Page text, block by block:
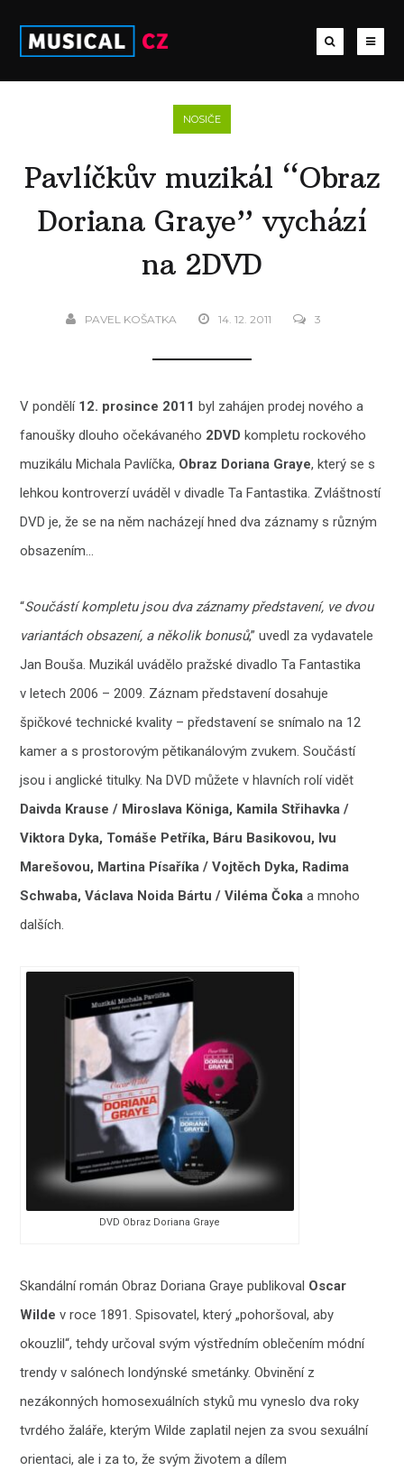
NOSIČE
Pavlíčkův muzikál “Obraz
Doriana Graye” vychází
na 2DVD
PAVEL KOŠATKA 14. 12. 2011 3
V pondělí 12. prosince 2011 byl zahájen prodej nového a
fanoušky dlouho očekávaného 2DVDkompletu rockového
muzikálu Michala Pavlíčka, Obraz Doriana Graye, který se s
lehkou kontroverzí uváděl v divadle Ta Fantastika. Zvláštností
DVD je, že se na něm nacházejí hned dva záznamy s různým
obsazením…
“Součástí kompletu jsou dva záznamy představení, ve dvou
variantách obsazení, a několik bonusů,” uvedl za vydavatele
Jan Bouša. Muzikál uvádělo pražské divadlo Ta Fantastika
v letech 2006 – 2009. Záznam představení dosahuje
špičkové technické kvality – představení se snímalo na 12
kamer a s prostorovým pětikanálovým zvukem. Součástí
jsou i anglické titulky. Na DVD můžete v hlavních rolí vidět
Daivda Krause / Miroslava Königa, Kamila Střihavka /
Viktora Dyka, Tomáše Petříka, Báru Basikovou, Ivu
Marešovou, Martina Písaříka / Vojtěch Dyka, Radima
Schwaba, Václava Noida Bártu / Viléma Čokaa mnoho
dalších.
DVD Obraz Doriana Graye
Skandální román Obraz Doriana Graye publikoval Oscar
Wilde v roce 1891. Spisovatel, který „pohoršoval, aby
okouzlil“, tehdy určoval svým výstředním oblečením módní
trendy v salónech londýnské smetánky. Obvinění z
nezákonných homosexuálních styků mu vyneslo dva roky
tvrdého žaláře, kterým Wilde zaplatil nejen za svou sexuální
orientaci, ale i za to, že svým životem a dílem